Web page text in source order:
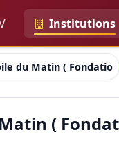
Institutions
du Matin (
(